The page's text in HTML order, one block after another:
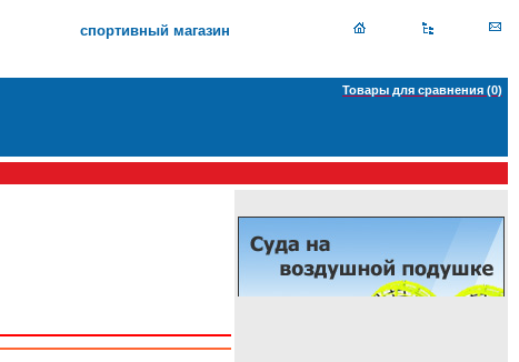
спортивный магазин
Товары для сравнения (0)